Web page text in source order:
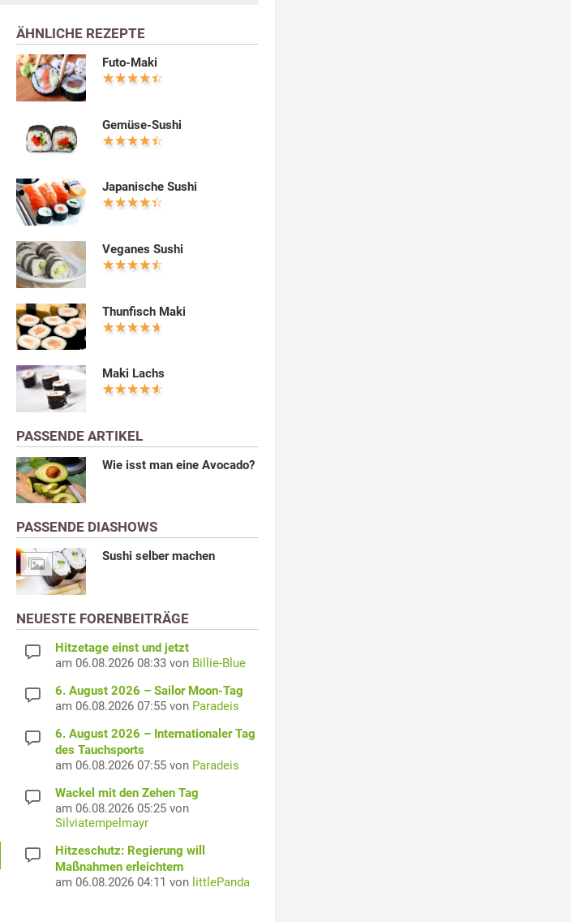
ÄHNLICHE REZEPTE
Futo-Maki
Gemüse-Sushi
Japanische Sushi
Veganes Sushi
Thunfisch Maki
Maki Lachs
PASSENDE ARTIKEL
Wie isst man eine Avocado?
PASSENDE DIASHOWS
Sushi selber machen
NEUESTE FORENBEITRÄGE
Hitzetage einst und jetzt
am 06.08.2026 08:33 von Billie-Blue
6. August 2026 – Sailor Moon-Tag
am 06.08.2026 07:55 von Paradeis
6. August 2026 – Internationaler Tag
des Tauchsports
am 06.08.2026 07:55 von Paradeis
Wackel mit den Zehen Tag
am 06.08.2026 05:25 von
Silviatempelmayr
Hitzeschutz: Regierung will
Maßnahmen erleichtern
am 06.08.2026 04:11 von littlePanda